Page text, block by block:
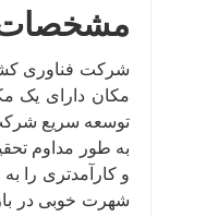
مکان دارای یک
توسعه سریع
به طور مداوم
و کارآمدتری را
شهرت خوبی در